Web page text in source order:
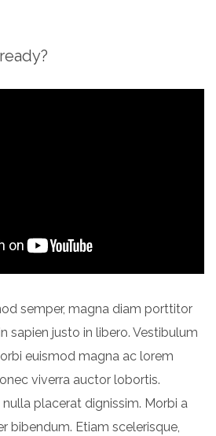
semper, magna diam porttitor
sapien justo in libero. Vestibulum
euismod magna ac lorem
viverra auctor lobortis.
placerat dignissim. Morbi a
bibendum. Etiam scelerisque,